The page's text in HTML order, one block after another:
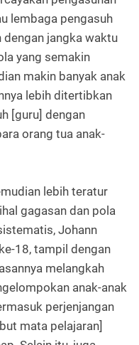
lembaga pengasuh
jangka waktu
yang semakin
makin banyak anak
lebih ditertibkan
[guru] dengan
orang tua anak-
lebih teratur
gagasan dan pola
Johann
18, tampil dengan
melangkah
anak-anak
perjenjangan
mata pelajaran]